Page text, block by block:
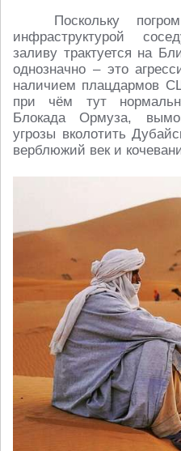
Поскольку
инфраструктурой
заливу трактуется на
однозначно – это
наличием плацдармов
при чём тут
Блокада Ормуза,
угрозы вколотить
верблюжий век и